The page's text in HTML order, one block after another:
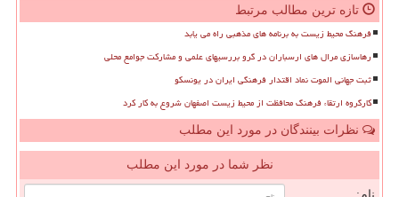
تازه ترین مطالب مرتبط
فرهنگ محیط زیست به برنامه های مذهبی راه می یابد
رهاسازی مرال های ارسباران در گرو بررسیهای علمی و مشارکت جوامع محلی
ثبت جهانی الموت نماد اقتدار فرهنگی ایران در یونسکو
کارگروه ارتقاء فرهنگ محافظت از محیط زیست اصفهان شروع به کار کرد
نظرات بینندگان در مورد این مطلب
نظر شما در مورد این مطلب